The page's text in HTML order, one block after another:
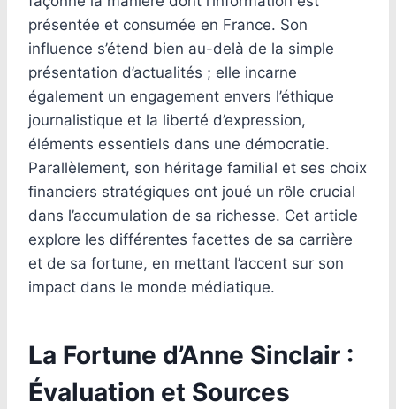
présentée et consumée en France. Son
influence s’étend bien au-delà de la simple
présentation d’actualités ; elle incarne
également un engagement envers l’éthique
journalistique et la liberté d’expression,
éléments essentiels dans une démocratie.
Parallèlement, son héritage familial et ses choix
financiers stratégiques ont joué un rôle crucial
dans l’accumulation de sa richesse. Cet article
explore les différentes facettes de sa carrière
et de sa fortune, en mettant l’accent sur son
impact dans le monde médiatique.
La Fortune d’Anne Sinclair :
Évaluation et Sources